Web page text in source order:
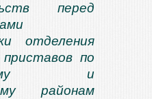
перед
отделения
по
и
районам